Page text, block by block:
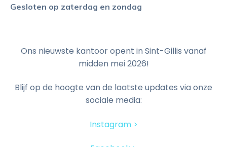
Gesloten op zaterdag en zondag
Ons nieuwste kantoor opent in Sint-Gillis vanaf
midden mei 2026!
Blijf op de hoogte van de laatste updates via onze
sociale media:
Instagram >